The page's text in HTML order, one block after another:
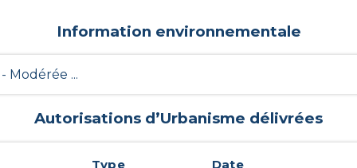
Information environnementale
Modérée ...
Autorisations d’Urbanisme délivrées
Type Date